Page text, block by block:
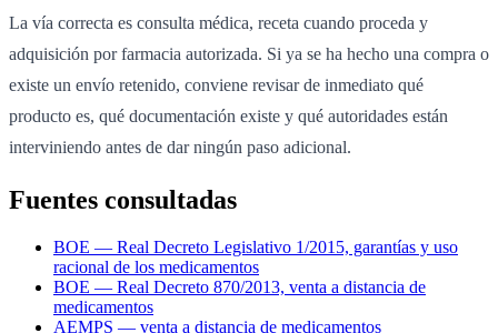
La vía correcta es consulta médica, receta cuando proceda y
adquisición por farmacia autorizada. Si ya se ha hecho una compra o
existe un envío retenido, conviene revisar de inmediato qué
producto es, qué documentación existe y qué autoridades están
interviniendo antes de dar ningún paso adicional.
Fuentes consultadas
BOE — Real Decreto Legislativo 1/2015, garantías y uso
racional de los medicamentos
BOE — Real Decreto 870/2013, venta a distancia de
medicamentos
AEMPS — venta a distancia de medicamentos